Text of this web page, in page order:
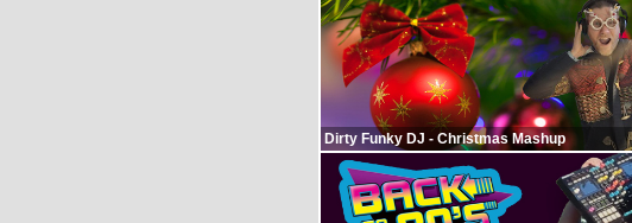
Dirty Funky DJ - Christmas Mashup